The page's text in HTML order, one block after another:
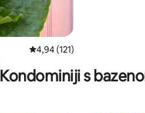
Prosječna ocjena: 4,94/5,
4,94 (121)
Kondominiji s